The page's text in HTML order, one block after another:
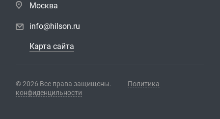
Москва
info@hilson.ru
Карта сайта
© 2026 Все права защищены.
Политика
конфиденцильности